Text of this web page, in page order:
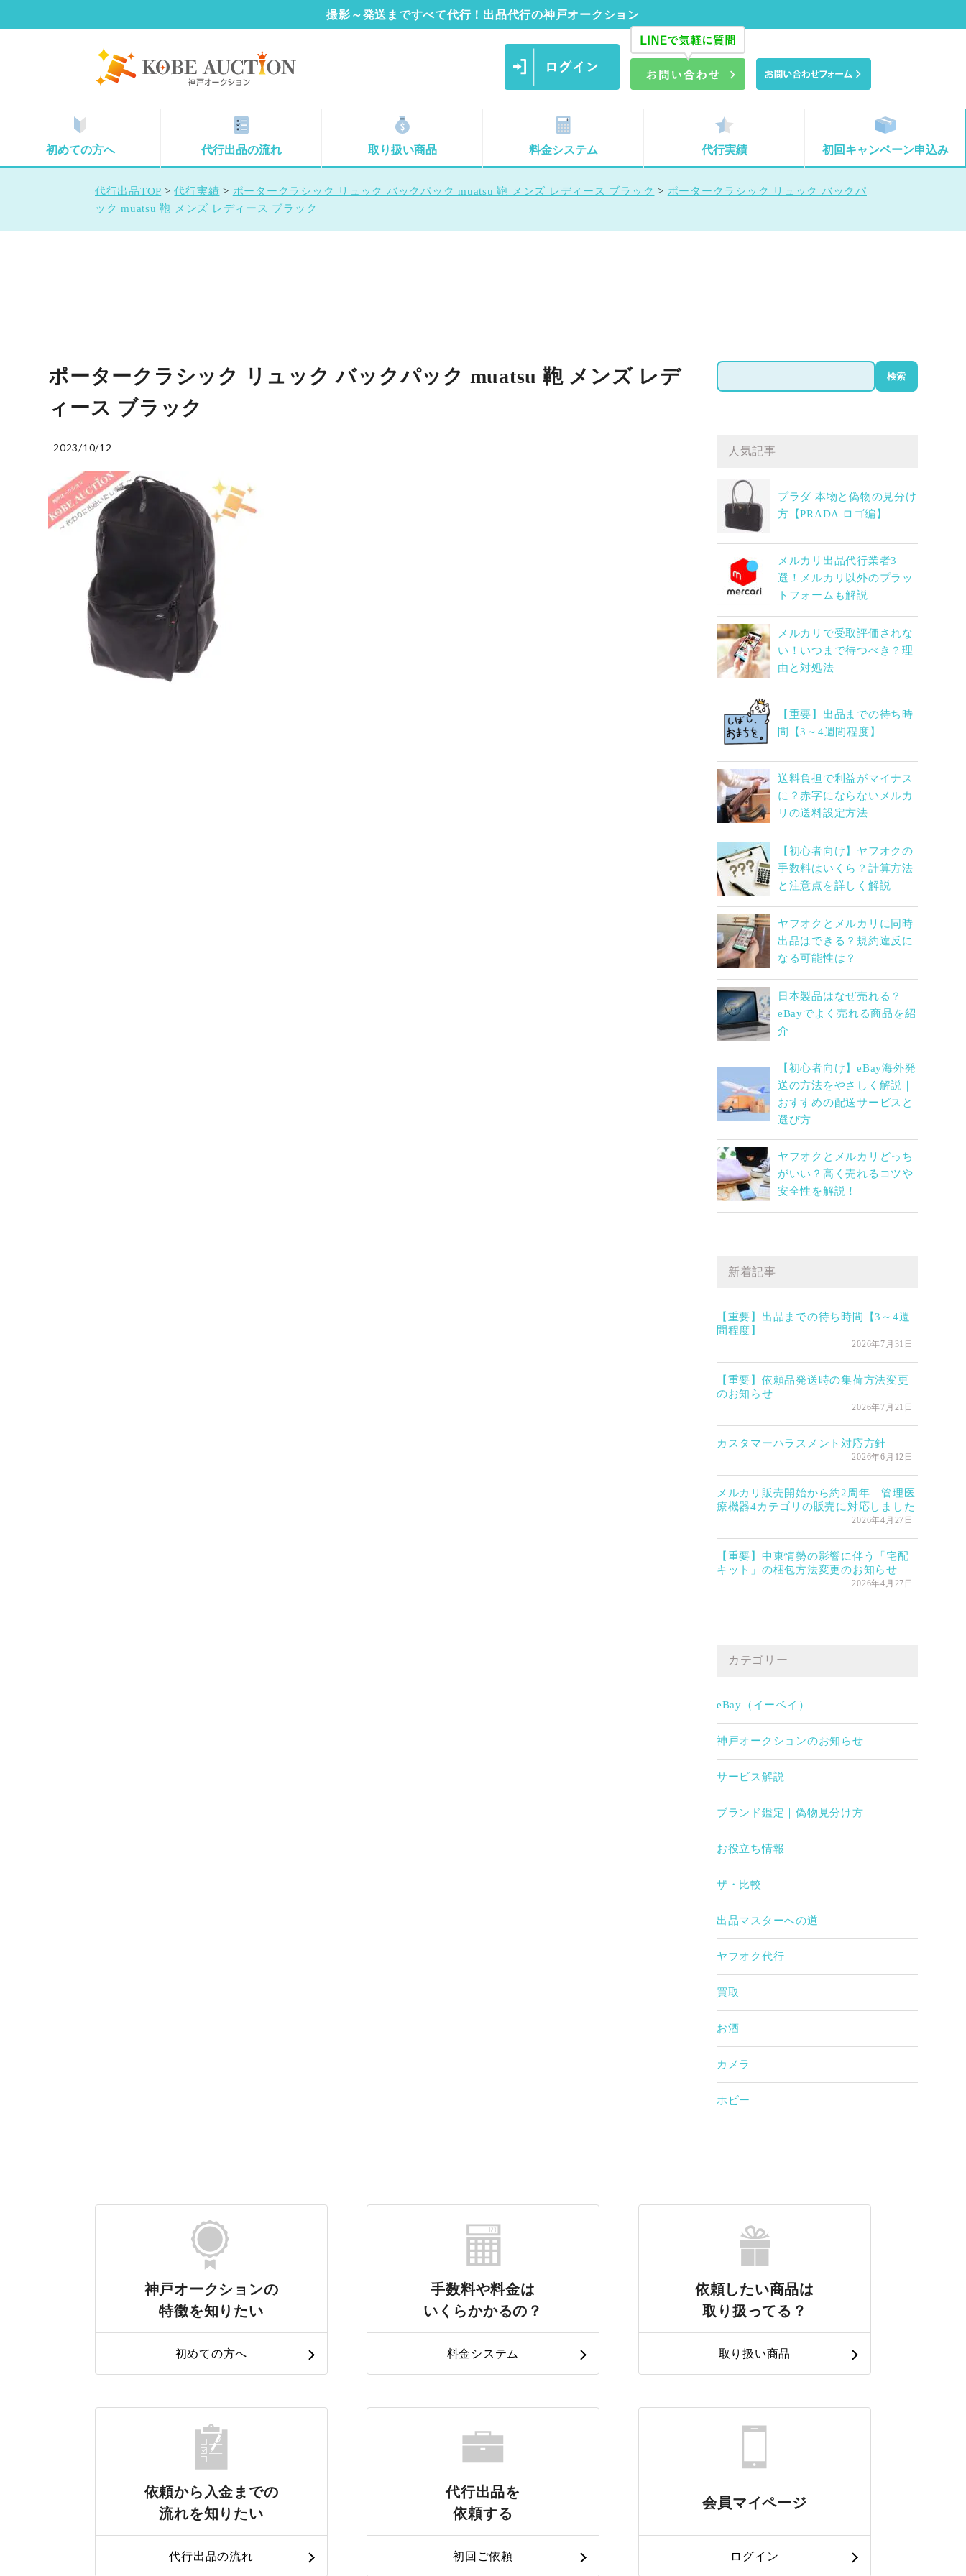
撮影～発送まですべて代行！出品代行の神戸オークション
初めての方へ 代行出品の流れ 取り扱い商品 料金システム 代行実績 初回キャンペーン申込み
代行出品TOP >代行実績 > ポータークラシック リュック バックパック muatsu 鞄 メンズ レディース ブラック > ポータークラシック リュック バックパ
ック muatsu 鞄 メンズ レディース ブラック
ポータークラシック リュック バックパック muatsu 鞄 メンズ レデ
ィース ブラック
2023/10/12
検
索
検索
人気記事
プラダ 本物と偽物の見分け
方【PRADA ロゴ編】
メルカリ出品代行業者3
選！メルカリ以外のプラッ
トフォームも解説
メルカリで受取評価されな
い！いつまで待つべき？理
由と対処法
【重要】出品までの待ち時
間【3～4週間程度】
送料負担で利益がマイナス
に？赤字にならないメルカ
リの送料設定方法
【初心者向け】ヤフオクの
手数料はいくら？計算方法
と注意点を詳しく解説
ヤフオクとメルカリに同時
出品はできる？規約違反に
なる可能性は？
日本製品はなぜ売れる？
eBayでよく売れる商品を紹
介
【初心者向け】eBay海外発
送の方法をやさしく解説｜
おすすめの配送サービスと
選び方
ヤフオクとメルカリどっち
がいい？高く売れるコツや
安全性を解説！
新着記事
【重要】出品までの待ち時間【3～4週
間程度】
2026年7月31日
【重要】依頼品発送時の集荷方法変更
のお知らせ
2026年7月21日
カスタマーハラスメント対応方針
2026年6月12日
メルカリ販売開始から約2周年｜管理医
療機器4カテゴリの販売に対応しました
2026年4月27日
【重要】中東情勢の影響に伴う「宅配
キット」の梱包方法変更のお知らせ
2026年4月27日
カテゴリー
eBay（イーベイ）
神戸オークションのお知らせ
サービス解説
ブランド鑑定｜偽物見分け方
お役立ち情報
ザ・比較
出品マスターへの道
ヤフオク代行
買取
お酒
カメラ
ホビー
神戸オークションの
特徴を知りたい
初めての方へ
手数料や料金は
いくらかかるの？
料金システム
依頼したい商品は
取り扱ってる？
取り扱い商品
依頼から入金までの
流れを知りたい
代行出品の流れ
代行出品を
依頼する
初回ご依頼
会員マイページ
ログイン